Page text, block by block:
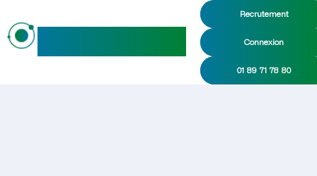
Recrutement
Connexion
01 89 71 78 80